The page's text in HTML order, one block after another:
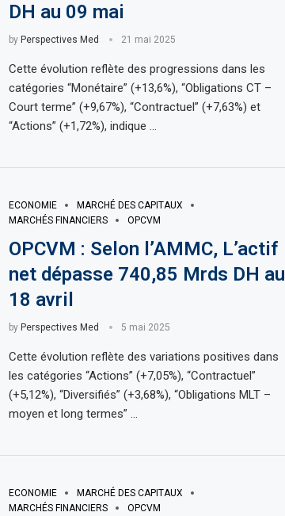
DH au 09 mai
by Perspectives Med 21 mai 2025
Cette évolution reflète des progressions dans les
catégories “Monétaire” (+13,6%), “Obligations CT –
Court terme” (+9,67%), “Contractuel” (+7,63%) et
“Actions” (+1,72%), indique …
ECONOMIE
MARCHÉ DES CAPITAUX
MARCHÉS FINANCIERS
OPCVM
OPCVM : Selon l’AMMC, L’actif
net dépasse 740,85 Mrds DH au
18 avril
by Perspectives Med 5 mai 2025
Cette évolution reflète des variations positives dans
les catégories “Actions” (+7,05%), “Contractuel”
(+5,12%), “Diversifiés” (+3,68%), “Obligations MLT –
moyen et long termes” …
ECONOMIE
MARCHÉ DES CAPITAUX
MARCHÉS FINANCIERS
OPCVM